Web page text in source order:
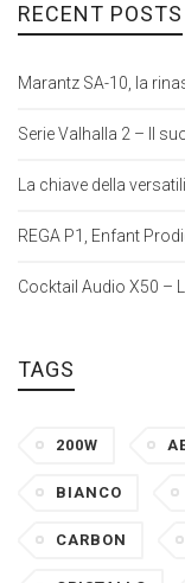
RECENT POSTS
Marantz SA-10, la
Serie Valhalla 2 – Il
La chiave della
REGA P1, Enfant
Cocktail Audio X50 –
TAGS
200W
BIANCO
CARBON